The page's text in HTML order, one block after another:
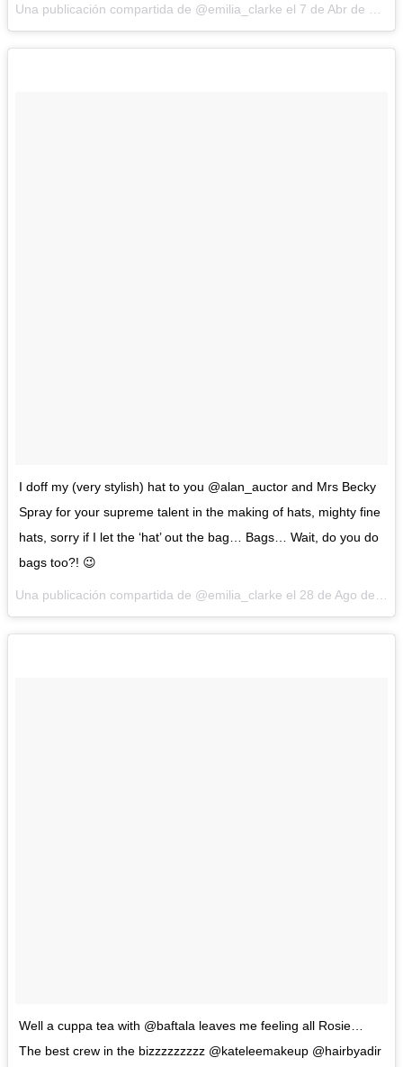
Una publicación compartida de @emilia_clarke el 7 de Abr de 2016 a la(s) 5:59 PDT
I doff my (very stylish) hat to you @alan_auctor and Mrs Becky
Spray for your supreme talent in the making of hats, mighty fine
hats, sorry if I let the ‘hat’ out the bag… Bags… Wait, do you do
bags too?! 😉
Una publicación compartida de @emilia_clarke el 28 de Ago de 2015 a la(s) 3:24 PDT
Well a cuppa tea with @baftala leaves me feeling all Rosie…
The best crew in the bizzzzzzzzz @kateleemakeup @hairbyadir